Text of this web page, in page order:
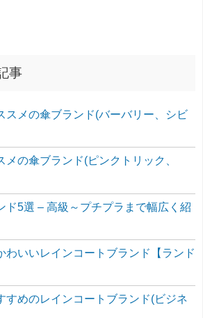
事
スメの傘ブランド(バーバリー、シビ
メの傘ブランド(ピンクトリック、
ド5選 – 高級～プチプラまで幅広く紹
わいいレインコートブランド【ランド
すめのレインコートブランド(ビジネ